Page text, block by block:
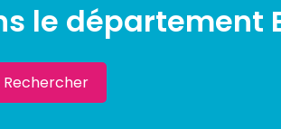
le département
Rechercher